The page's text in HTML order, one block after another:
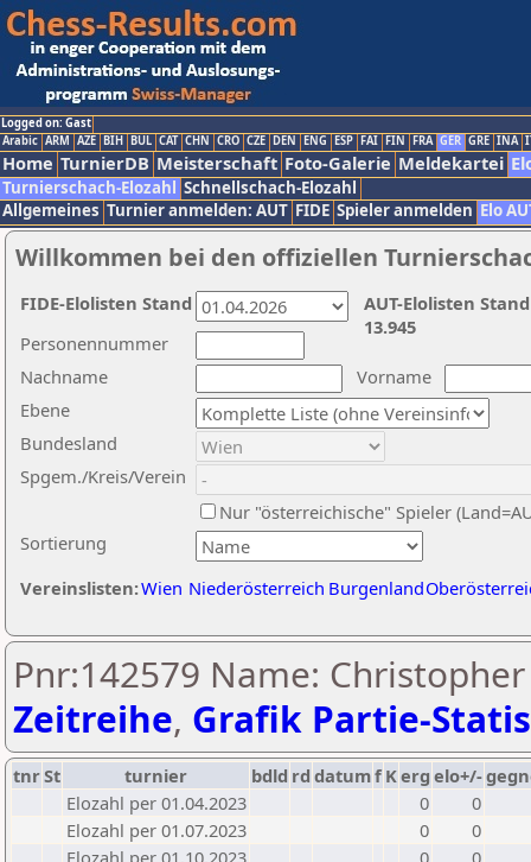
Logged on: Gast
Arabic ARM AZE BIH BUL CAT CHN CRO CZE DEN ENG ESP FAI FIN FRA GER GRE INA
Home TurnierDB Meisterschaft Foto-Galerie Meldekartei
Turnierschach-Elozahl Schnellschach-Elozahl
Allgemeines Turnier anmelden: AUT FIDE Spieler anmelden Elo
Willkommen bei den offiziellen
Nachname
Vorname
Ebene
Sortierung
Personennummer
Bundesland
Spgem./Kreis/Verein
Nur "österreichische" Spieler
Vereinslisten:Wien Niederösterreich Burgenland
AUT-Elolisten
13.945
FIDE-Elolisten Stand
Pnr:142579 Name:
Zeitreihe, Grafik Partie-
tnrSt turnier bdld rd datumf Kerg elo+/-
Elozahl per 01.04.2023
0
0
Elozahl per 01.07.2023
0
0
Elozahl per 01.10.2023
0
0